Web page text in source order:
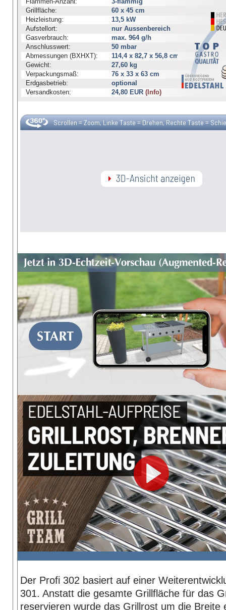
Grillfläche:
60 x 45 cm
Heizleistung:
13,5 kW
Aufstellort:
nur Aussenbereich
Gasverbrauch:
max. 964 g/h
Anschlusswert:
50 mbar
Abmessungen (BXHXT):
114,4 x 82,7 x 56,8 cm
Gewicht:
27,60 kg
Verpackungsmaß:
76 x 33 x 63 cm
Erdgasbetrieb:
optional
Versandkosten:
24,80 EUR (Info)
Scrollen = Zoom, Linke Taste = Drehen, Rechte Taste =
Der Profi 302 basiert auf einer
301. Anstatt die gesamte Grillfläche für das
reservieren wurde das Grillrost um die Breite